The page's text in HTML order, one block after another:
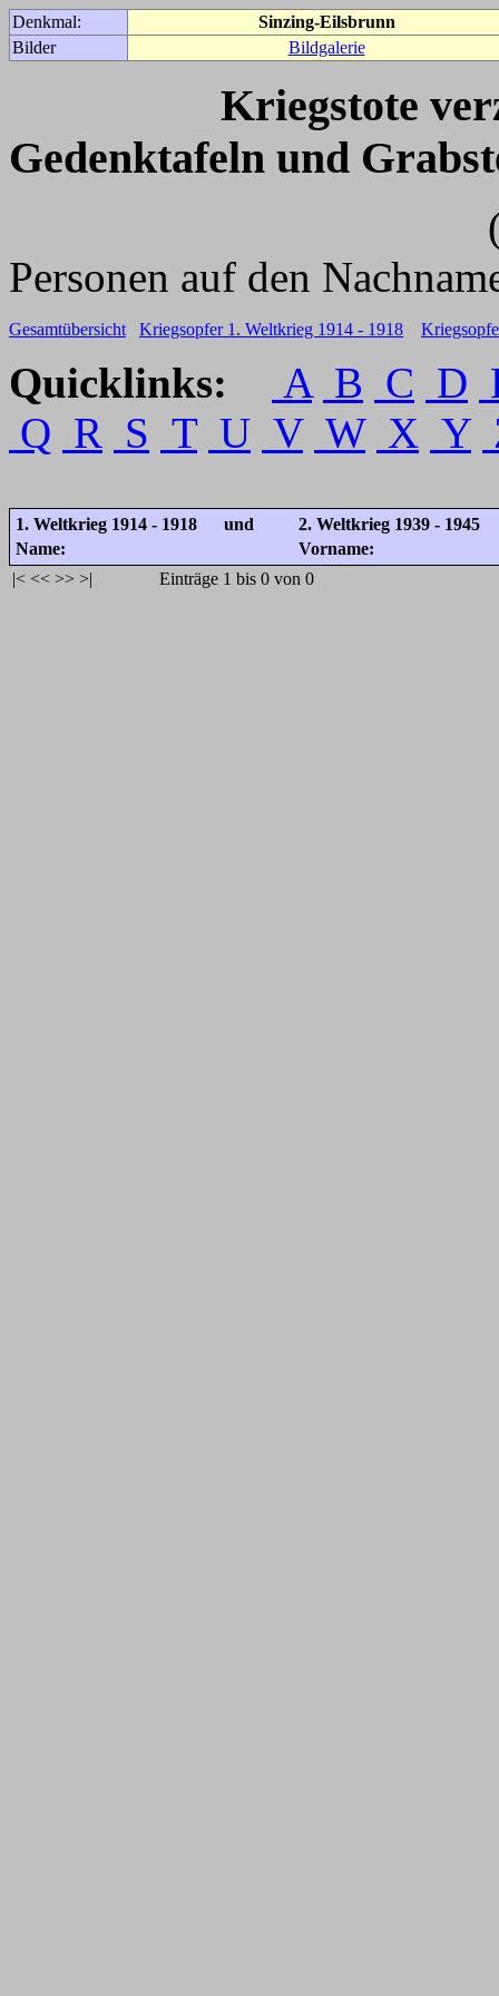
Denkmal:
Sinzing-Eilsbrunn
Bilder
Bildgalerie
Kriegstote
Gedenktafeln und
(Für weitere
Personen auf den
Gesamtübersicht Kriegsopfer 1. Weltkrieg 1914 - 1918
Quicklinks: A B C D
Q R S T U V W X Y
1. Weltkrieg 1914 - 1918 und
2. Weltkrieg 1939 - 1945
Name:
Vorname:
|< << >> >| Einträge 1 bis 0 von 0